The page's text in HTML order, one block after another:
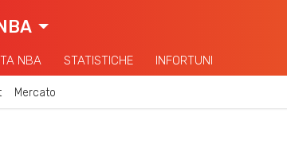
NBA STATISTICHE INFORTUNI
Mercato